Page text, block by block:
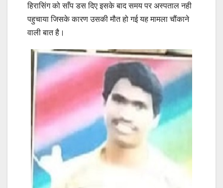
हिरासिंग को साँप डस दिए इसके बाद समय पर अस्पताल नही
पहुचाया जिसके कारण उसकी मौत हो गई यह मामला चौंकाने
वाली बात है।